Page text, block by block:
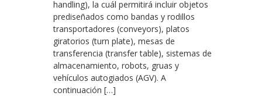
handling), la cuál permitirá incluir objetos
prediseñados como bandas y rodillos
transportadores (conveyors), platos
giratorios (turn plate), mesas de
transferencia (transfer table), sistemas de
almacenamiento, robots, gruas y
vehículos autogiados (AGV). A
continuación […]